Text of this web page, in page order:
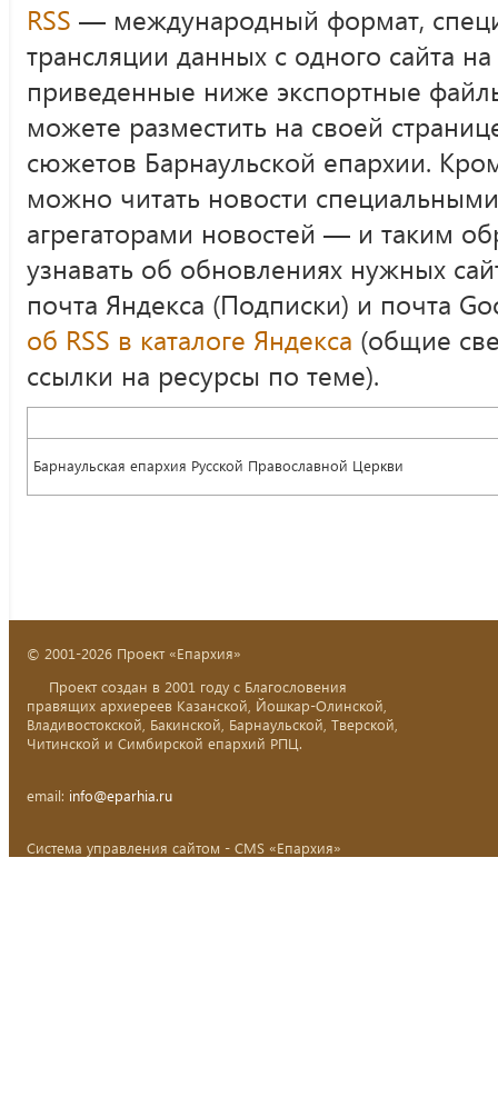
RSS — международный формат,
трансляции данных с одного сайта
приведенные ниже экспортные
можете разместить на своей
сюжетов Барнаульской епархии.
можно читать новости
агрегаторами новостей — и таким
узнавать об обновлениях нужных
почта Яндекса (Подписки) и почта
об RSS в каталоге Яндекса (общие
ссылки на ресурсы по теме).
Барнаульская епархия Русской Православной Церкви
© 2001-2026 Проект «Епархия»
Проект создан в 2001 году с Благословения
правящих архиереев Казанской, Йошкар-Олинской,
Владивостокской, Бакинской, Барнаульской, Тверской,
Читинской и Симбирской епархий РПЦ.
email: info@eparhia.ru
Система управления сайтом - CMS «Епархия»